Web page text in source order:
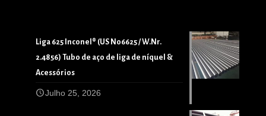
Liga 625 Inconel® (US N06625 / W.Nr.
2.4856) Tubo de aço de liga de níquel &
Acessórios
Julho 25, 2026